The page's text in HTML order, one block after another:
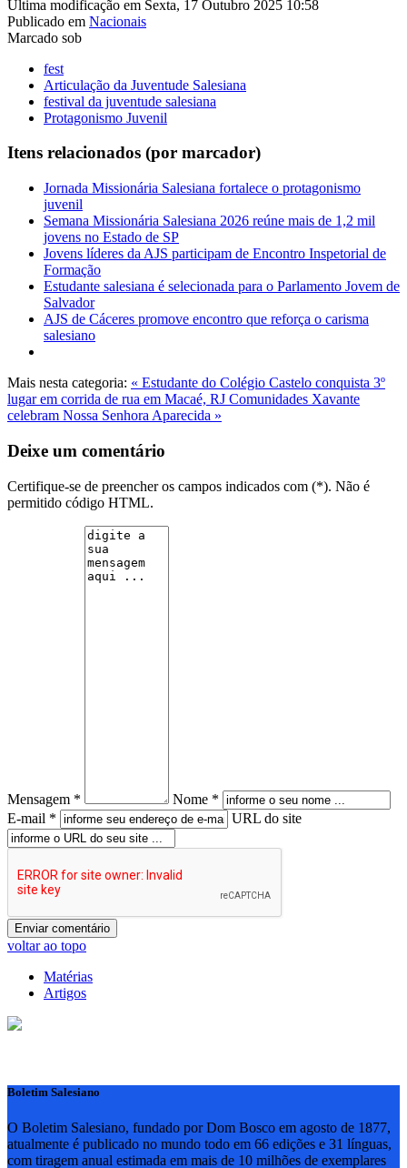
Última modificação em Sexta, 17 Outubro 2025 10:58
Publicado em Nacionais
Marcado sob
fest
Articulação da Juventude Salesiana
festival da juventude salesiana
Protagonismo Juvenil
Itens relacionados (por marcador)
Jornada Missionária Salesiana fortalece o protagonismo
juvenil
Semana Missionária Salesiana 2026 reúne mais de 1,2 mil
jovens no Estado de SP
Jovens líderes da AJS participam de Encontro Inspetorial de
Formação
Estudante salesiana é selecionada para o Parlamento Jovem de
Salvador
AJS de Cáceres promove encontro que reforça o carisma
salesiano
Mais nesta categoria: « Estudante do Colégio Castelo conquista 3º
lugar em corrida de rua em Macaé, RJ Comunidades Xavante
celebram Nossa Senhora Aparecida »
Deixe um comentário
Certifique-se de preencher os campos indicados com (*). Não é
permitido código HTML.
Mensagem *
Nome *
E-mail *
URL do site
voltar ao topo
Matérias
Artigos
Boletim Salesiano
O Boletim Salesiano, fundado por Dom Bosco em agosto de 1877,
atualmente é publicado no mundo todo em 66 edições e 31 línguas,
com tiragem anual estimada em mais de 10 milhões de exemplares